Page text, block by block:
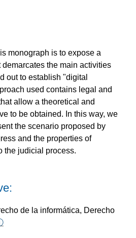
monograph is to expose a
demarcates the main activities
out to establish "digital
used contains legal and
allow a theoretical and
to be obtained. In this way, we
the scenario proposed by
and the properties of
the judicial process.
de la informática, Derecho